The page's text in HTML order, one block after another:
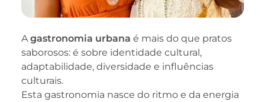
Agastronomia urbana é mais do que pratos
saborosos: é sobre identidade cultural,
adaptabilidade, diversidade e influências
culturais.
Esta gastronomia nasce do ritmo e da energia